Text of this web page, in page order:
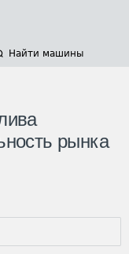
Найти машины
рынка